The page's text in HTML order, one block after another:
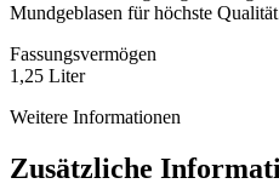
Mundgeblasen für höchste
Fassungsvermögen
1,25 Liter
Weitere Informationen
Zusätzliche